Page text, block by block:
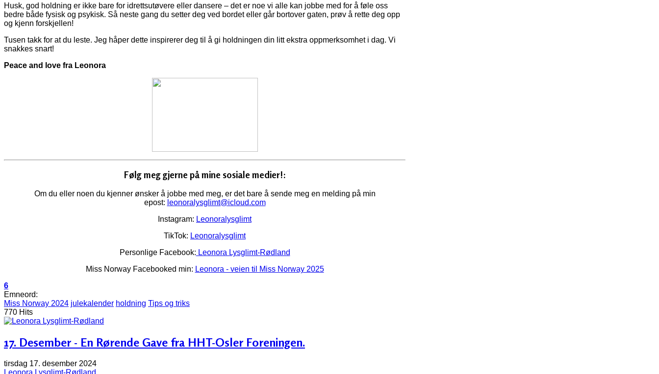
Husk, god holdning er ikke bare for idrettsutøvere eller dansere – det er noe vi alle kan jobbe med for å føle oss
bedre både fysisk og psykisk. Så neste gang du setter deg ved bordet eller går bortover gaten, prøv å rette deg opp
og kjenn forskjellen!
Tusen takk for at du leste. Jeg håper dette inspirerer deg til å gi holdningen din litt ekstra oppmerksomhet i dag. Vi
snakkes snart!
Peace and love fra Leonora
Følg meg gjerne på mine sosiale medier!:
Om du eller noen du kjenner ønsker å jobbe med meg, er det bare å sende meg en melding på min
epost: leonoralysglimt@icloud.com
Instagram: Leonoralysglimt
TikTok: Leonoralysglimt
Personlige Facebook: Leonora Lysglimt-Rødland
Miss Norway Facebooked min: Leonora - veien til Miss Norway 2025
6
Emneord:
Miss Norway 2024 julekalender holdning Tips og triks
770 Hits
17. Desember - En Rørende Gave fra HHT-Osler Foreningen.
tirsdag 17. desember 2024
Leonora Lysglimt-Rødland